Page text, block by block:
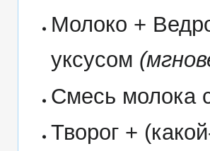
Молоко +
уксусом
Смесь молока
Творог +